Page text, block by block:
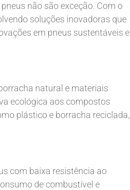
não são exceção. Com o
soluções inovadoras que
em pneus sustentáveis e
natural e materiais
ecológica aos compostos
plástico e borracha reciclada,
com baixa resistência ao
de combustível e